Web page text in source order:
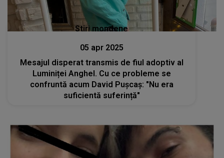
Stiri mondene
05 apr 2025
Mesajul disperat transmis de fiul adoptiv al
Luminiței Anghel. Cu ce probleme se
confruntă acum David Pușcaș: "Nu era
suficientă suferință"